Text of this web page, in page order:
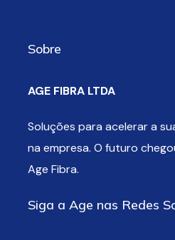
Sobre
AGE FIBRA LTDA
Soluções para acelerar a
na empresa. O futuro
Age Fibra.
Siga a Age nas Redes